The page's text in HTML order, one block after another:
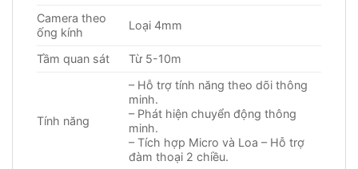
Camera theo
ống kính
Loại 4mm
Tầm quan sát Từ 5-10m
Tính năng
– Hỗ trợ tính năng theo dõi thông
minh.
– Phát hiện chuyển động thông
minh.
– Tích hợp Micro và Loa – Hỗ trợ
đàm thoại 2 chiều.